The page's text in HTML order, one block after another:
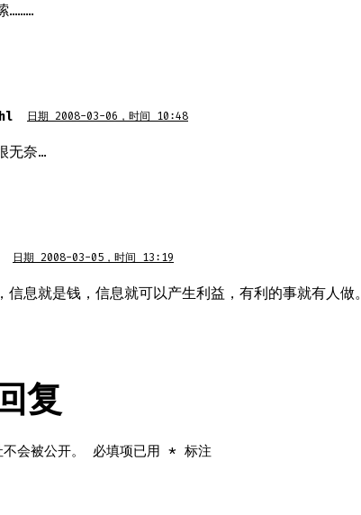
………
日期 2008-03-06，时间 10:48
无奈…
日期 2008-03-05，时间 13:19
信息就是钱，信息就可以产生利益，有利的事就有人做。
复
会被公开。 必填项已用 * 标注